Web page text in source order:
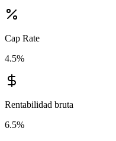
Cap Rate
4.5%
Rentabilidad bruta
6.5%